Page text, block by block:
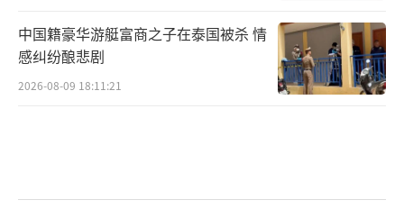
中国籍豪华游艇富商之子在泰国被杀 情
感纠纷酿悲剧
2026-08-09 18:11:21